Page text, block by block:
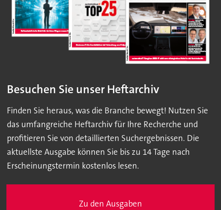
Besuchen Sie unser Heftarchiv
Finden Sie heraus, was die Branche bewegt! Nutzen Sie
das umfangreiche Heftarchiv für Ihre Recherche und
profitieren Sie von detaillierten Suchergebnissen. Die
aktuellste Ausgabe können Sie bis zu 14 Tage nach
Erscheinungstermin kostenlos lesen.
Zu den Ausgaben